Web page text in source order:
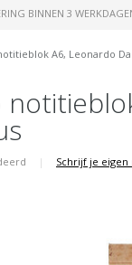
BINNEN 3
A6, Leonardo
| Schrijf je eigen